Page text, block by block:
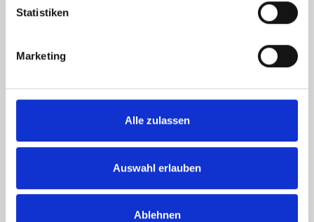
Statistiken
Marketing
Alle zulassen
Auswahl erlauben
Ablehnen
Ich habe die
zur Kenntnis genommen. Ich stimme
elektronisch erhoben und gespeichert werden.
Hinweis: Sie können Ihre Einwilligung jederzeit für die Zukunft per E-Mail
* Pflichtfelder